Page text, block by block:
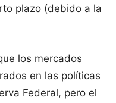
plazo (debido a la
los mercados
en las políticas
Federal, pero el